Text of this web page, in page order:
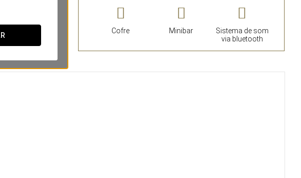
com
Cofre Minibar
Sistema de som
via bluetooth